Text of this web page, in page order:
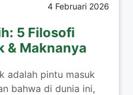
4 Februari 2026
5 Filosofi
& Maknanya
adalah pintu masuk
bahwa di dunia ini,